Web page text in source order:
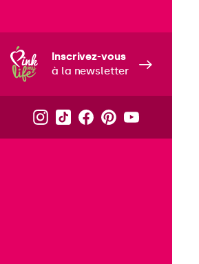
Inscrivez-vous
à la newsletter